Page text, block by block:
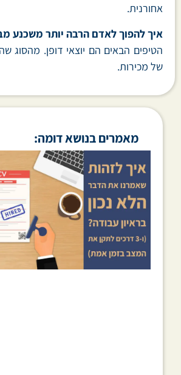
אחורנית.
איך להפוך לאדם הרבה יותר משכנע
הטיפים הבאים הם יוצאי דופן.
של מכירות.
מאמרים בנושא דומה: